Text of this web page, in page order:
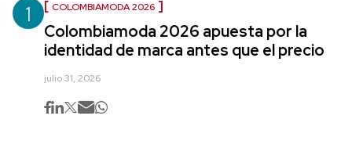
1 COLOMBIAMODA 2026
Colombiamoda 2026 apuesta por la
identidad de marca antes que el precio
julio 31, 2026